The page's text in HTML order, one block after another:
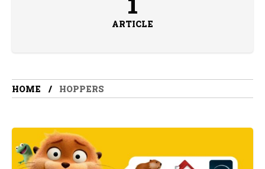
ARTICLE
HOME HOPPERS